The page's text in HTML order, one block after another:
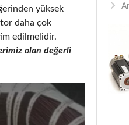
yüksek
daha çok
edilmelidir.
olan değerli